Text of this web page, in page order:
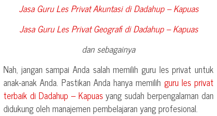
Jasa Guru Les Privat Akuntasi diDadahup – Kapuas
Jasa Guru Les Privat Geografi diDadahup – Kapuas
dan sebagainya
Nah, jangan sampai Anda salah memilih guru les privat untuk
anak-anak Anda. Pastikan Anda hanya memilih guru les privat
terbaik di Dadahup – Kapuas yang sudah berpengalaman dan
didukung oleh manajemen pembelajaran yang profesional.